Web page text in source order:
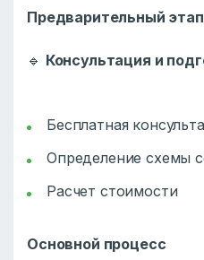
Предварительный этап
🔹 Консультация и
Бесплатная
Определение схемы
Расчет стоимости
Основной процесс